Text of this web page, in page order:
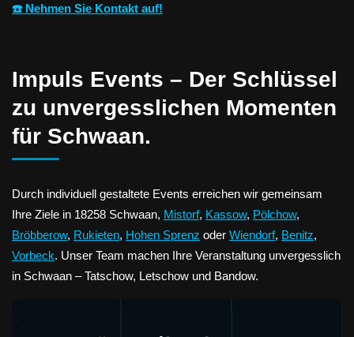
☎️ Nehmen Sie Kontakt auf!
Impuls Events – Der Schlüssel
zu unvergesslichen Momenten
für Schwaan.
Durch individuell gestaltete Events erreichen wir gemeinsam
Ihre Ziele in 18258 Schwaan, Mistorf, Kassow, Pölchow,
Bröbberow, Rukieten, Hohen Sprenz oder Wiendorf, Benitz,
Vorbeck. Unser Team machen Ihre Veranstaltung unvergesslich
in Schwaan – Tatschow, Letschow und Bandow.